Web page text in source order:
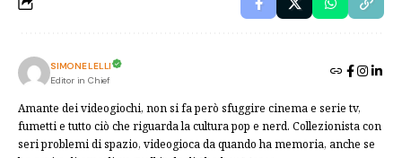
SIMONE LELLI
Editor in Chief
Amante dei videogiochi, non si fa però sfuggire cinema e serie tv,
fumetti e tutto ciò che riguarda la cultura pop e nerd. Collezionista con
seri problemi di spazio, videogioca da quando ha memoria, anche se